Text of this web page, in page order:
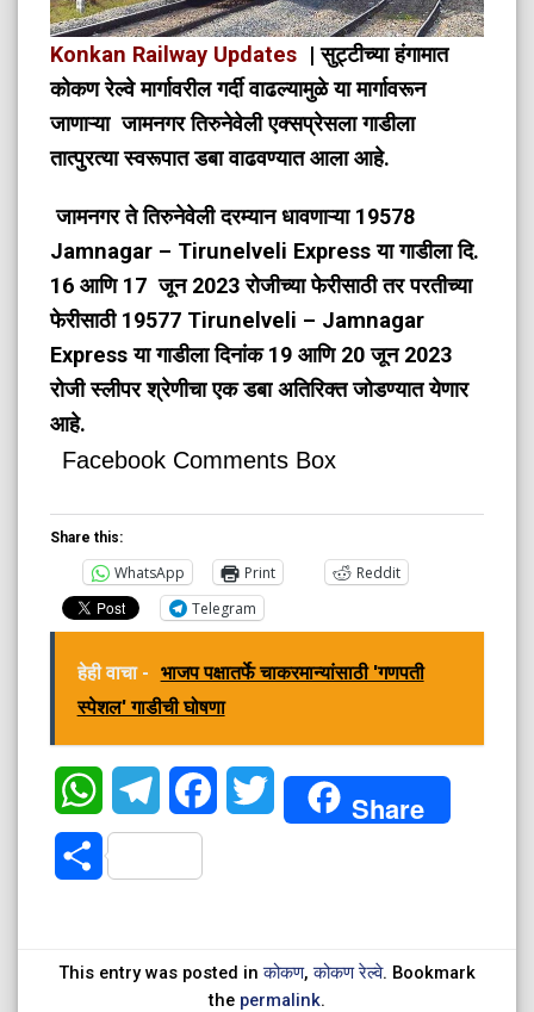
Konkan Railway Updates | सुट्टीच्या हंगामात
कोकण रेल्वे मार्गावरील गर्दी वाढल्यामुळे या मार्गावरून
जाणाऱ्या जामनगर तिरुनेवेली एक्सप्रेसला गाडीला
तात्पुरत्या स्वरूपात डबा वाढवण्यात आला आहे.
जामनगर ते तिरुनेवेली दरम्यान धावणाऱ्या 19578
Jamnagar – Tirunelveli Express या गाडीला दि.
16 आणि 17 जून 2023 रोजीच्या फेरीसाठी तर परतीच्या
फेरीसाठी 19577 Tirunelveli – Jamnagar
Express या गाडीला दिनांक 19 आणि 20 जून 2023
रोजी स्लीपर श्रेणीचा एक डबा अतिरिक्त जोडण्यात येणार
आहे.
Facebook Comments Box
Share this:
WhatsApp Print
Reddit
Telegram
हेही वाचा - भाजप पक्षातर्फे चाकरमान्यांसाठी 'गणपती
स्पेशल' गाडीची घोषणा
WhatsAppTelegramFacebookTwitter Share
Share
This entry was posted inकोकण,कोकण रेल्वे. Bookmark
the permalink.